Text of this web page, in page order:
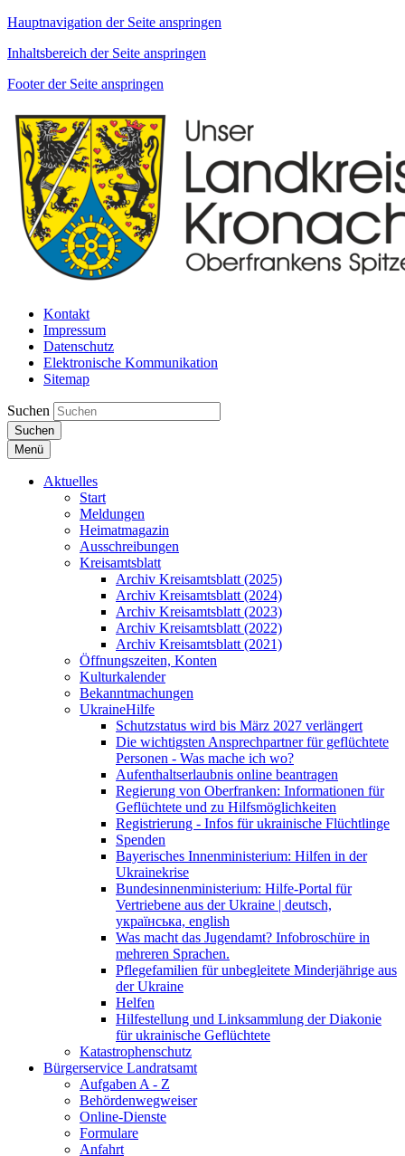
Hauptnavigation der Seite anspringen
Inhaltsbereich der Seite anspringen
Footer der Seite anspringen
Kontakt
Impressum
Datenschutz
Elektronische Kommunikation
Sitemap
Suchen
Suchen
Menü
Aktuelles
Start
Meldungen
Heimatmagazin
Ausschreibungen
Kreisamtsblatt
Archiv Kreisamtsblatt (2025)
Archiv Kreisamtsblatt (2024)
Archiv Kreisamtsblatt (2023)
Archiv Kreisamtsblatt (2022)
Archiv Kreisamtsblatt (2021)
Öffnungszeiten, Konten
Kulturkalender
Bekanntmachungen
UkraineHilfe
Schutzstatus wird bis März 2027 verlängert
Die wichtigsten Ansprechpartner für geflüchtete
Personen - Was mache ich wo?
Aufenthaltserlaubnis online beantragen
Regierung von Oberfranken: Informationen für
Geflüchtete und zu Hilfsmöglichkeiten
Registrierung - Infos für ukrainische Flüchtlinge
Spenden
Bayerisches Innenministerium: Hilfen in der
Ukrainekrise
Bundesinnenministerium: Hilfe-Portal für
Vertriebene aus der Ukraine | deutsch,
українська, english
Was macht das Jugendamt? Infobroschüre in
mehreren Sprachen.
Pflegefamilien für unbegleitete Minderjährige aus
der Ukraine
Helfen
Hilfestellung und Linksammlung der Diakonie
für ukrainische Geflüchtete
Katastrophenschutz
Bürgerservice Landratsamt
Aufgaben A - Z
Behördenwegweiser
Online-Dienste
Formulare
Anfahrt